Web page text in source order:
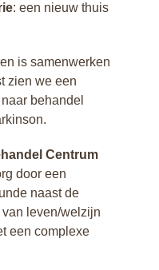
: een nieuw thuis
is samenwerken
zien we een
behandel
Centrum
door een
naast de
leven/welzijn
een complexe